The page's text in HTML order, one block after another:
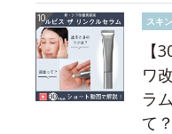
スキ
【
ワ
ラ
て？